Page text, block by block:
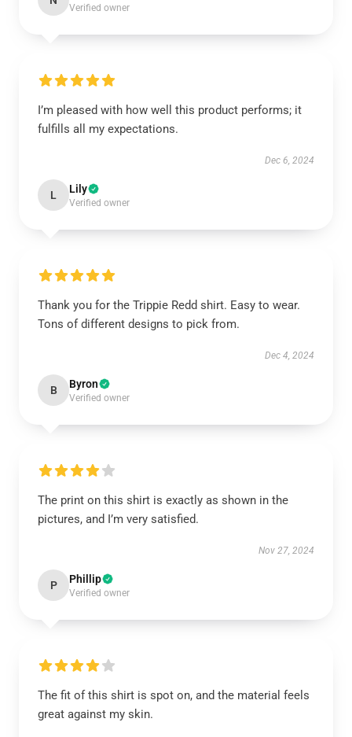
Verified owner
I’m pleased with how well this product performs; it
fulfills all my expectations.
Dec 6, 2024
L Lily
Verified owner
Thank you for the Trippie Redd shirt. Easy to wear.
Tons of different designs to pick from.
Dec 4, 2024
B Byron
Verified owner
The print on this shirt is exactly as shown in the
pictures, and I’m very satisfied.
Nov 27, 2024
P Phillip
Verified owner
The fit of this shirt is spot on, and the material feels
great against my skin.